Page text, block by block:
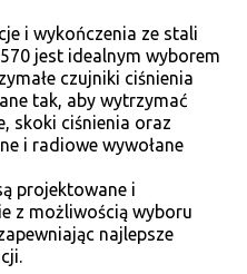
i wykończenia ze stali
jest idealnym wyborem
czujniki ciśnienia
tak, aby wytrzymać
skoki ciśnienia oraz
i radiowe wywołane
projektowane i
z możliwością wyboru
najlepsze